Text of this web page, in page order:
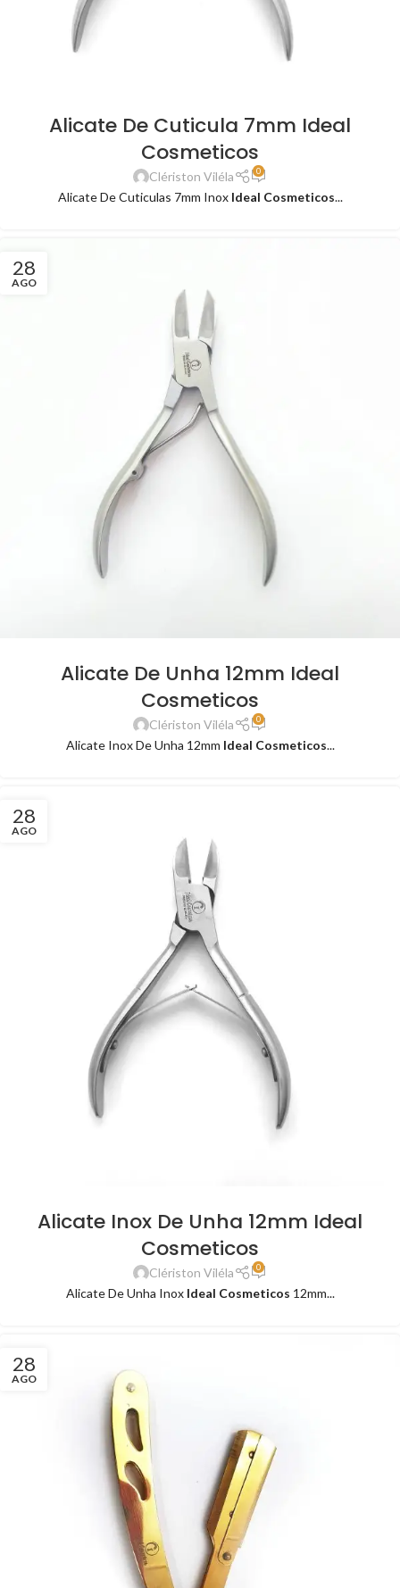
Alicate De Cuticula 7mm Ideal
Cosmeticos
Clériston Viléla 0
Alicate De Cuticulas 7mm Inox Ideal Cosmeticos...
28
AGO
Alicate De Unha 12mm Ideal
Cosmeticos
Clériston Viléla 0
Alicate Inox De Unha 12mm Ideal Cosmeticos...
28
AGO
Alicate Inox De Unha 12mm Ideal
Cosmeticos
Clériston Viléla 0
Alicate De Unha Inox Ideal Cosmeticos 12mm...
28
AGO